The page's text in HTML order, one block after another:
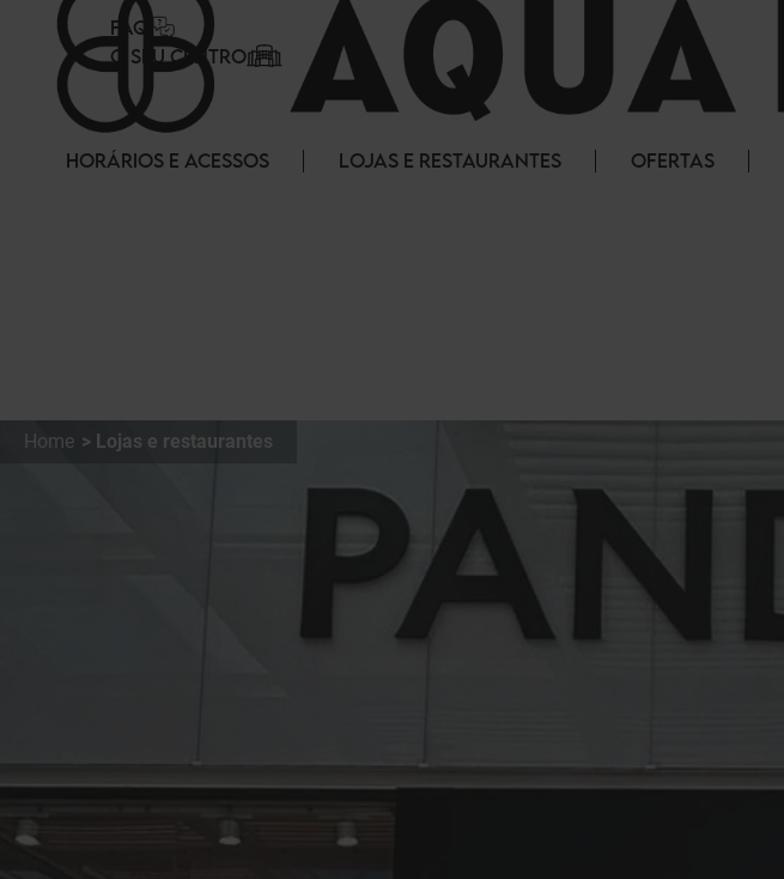
FAQ
O SEU CENTRO
HORÁRIOS E ACESSOS LOJAS E RESTAURANTES OFERTAS
Home Lojas e restaurantes
Painel de Gerenciamento de Cookies